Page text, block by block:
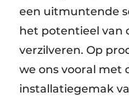
een uitmuntende
het potentieel van
verzilveren. Op
we ons vooral met
installatiegemak